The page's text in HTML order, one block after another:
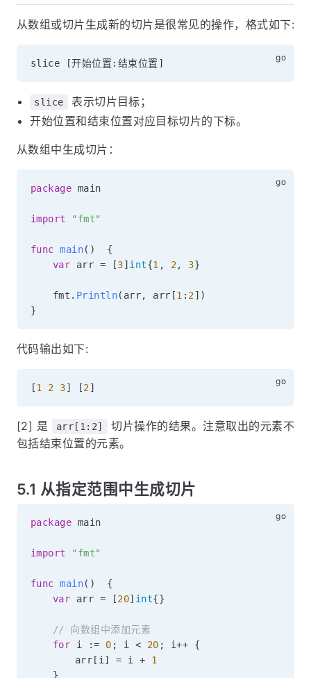
从数组或切片生成新的切片是很常见的操作，格式如下:
slice [开始位置 : 结束位置 ]
slice
表示切片目标；
开始位置和结束位置对应目标切片的下标。
从数组中生成切片：
package main
import "fmt"
func main( )
{
var arr = [3] int{1 , 2, 3}
	fmt
. Println( arr, arr [1 : 2] )
}
代码输出如下:
[1 2 3] [2]
[2] 是 arr[1:2]
切片操作的结果。注意取出的元素不
包括结束位置的元素。
5.1 从指定范围中生成切片
package main
import "fmt"
func main( )
{
var arr = [20] int{}
// 向数组中添加元素
for i := 0 ; i < 20 ; i++
{
		arr
[ i ] = i +
1
}